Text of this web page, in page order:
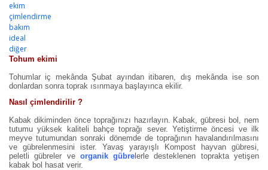
ekim
çimlendirme
bakım
ideal
diğer
Tohum ekimi
Tohumlar iç mekânda Şubat ayından itibaren, dış mekânda ise son
donlardan sonra toprak ısınmaya başlayınca ekilir.
Nasıl çimlendirilir ?
Kabak dikiminden önce toprağınızı hazırlayın. Kabak, gübresi bol, nem
tutumu yüksek kaliteli bahçe toprağı sever. Yetiştirme öncesi ve ilk
meyve tutumundan sonraki dönemde de toprağının havalandırılmasını
ve gübrelenmesini ister. Yavaş yarayışlı Kompost hayvan gübresi,
peletli gübreler ve organik gübre lerle desteklenen toprakta yetişen
kabak bol hasat verir.